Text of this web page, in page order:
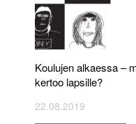
Koulujen alkaessa –
kertoo lapsille?
22.08.2019